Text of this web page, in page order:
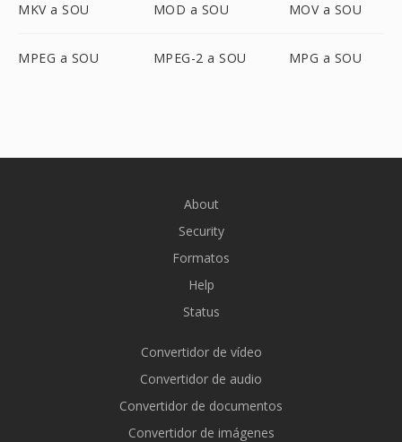
MKV a SOU MOD a SOU MOV a SOU
MPEG a SOU MPEG-2 a SOU MPG a SOU
About
Security
Formatos
Help
Status
Convertidor de vídeo
Convertidor de audio
Convertidor de documentos
Convertidor de imágenes